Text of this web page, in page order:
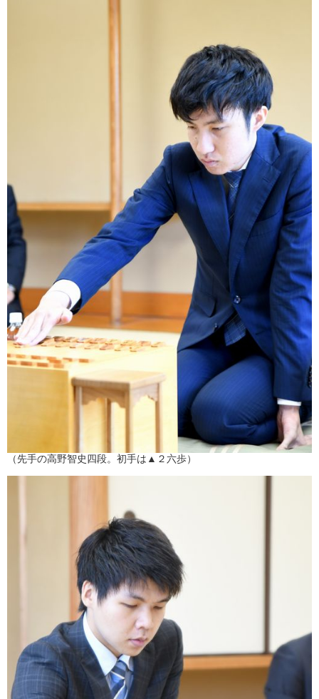
（先手の高野智史四段。初手は▲２六歩）